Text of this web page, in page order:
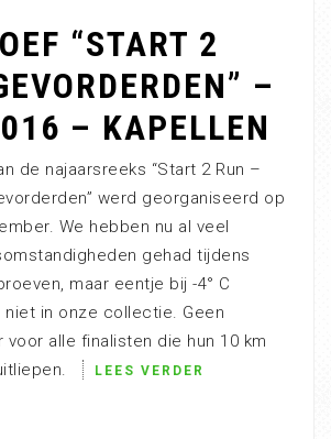
“START 2
–
– KAPELLEN
de najaarsreeks “Start 2 Run –
werd georganiseerd op
We hebben nu al veel
gehad tijdens
maar eentje bij -4° C
niet in onze collectie. Geen
alle finalisten die hun 10 km
LEES VERDER